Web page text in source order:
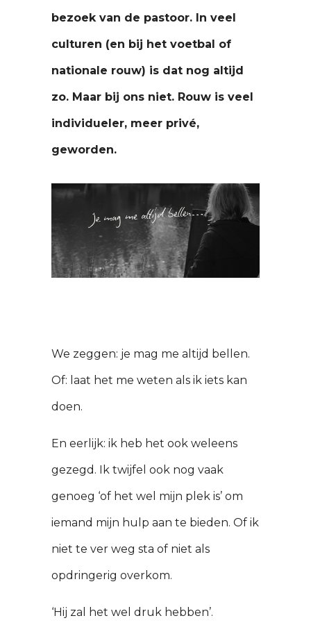
bezoek van de pastoor. In veel
culturen (en bij het voetbal of
nationale rouw) is dat nog altijd
zo. Maar bij ons niet. Rouw is veel
individueler, meer privé,
geworden.
We zeggen: je mag me altijd bellen.
Of: laat het me weten als ik iets kan
doen.
En eerlijk: ik heb het ook weleens
gezegd. Ik twijfel ook nog vaak
genoeg ‘of het wel mijn plek is’ om
iemand mijn hulp aan te bieden. Of ik
niet te ver weg sta of niet als
opdringerig overkom.
‘Hij zal het wel druk hebben’.